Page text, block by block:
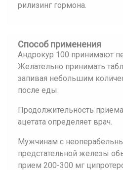
рилизинг гормона.
Способ применения
Андрокур 100 принимают
Желательно принимать
запивая небольшим
после еды.
Продолжительность
ацетата определяет врач.
Мужчинам с
предстательной железы
прием 200-300 мг